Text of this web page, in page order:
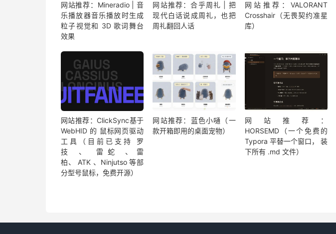
网站推荐：Mineradio | 音
乐播放器音乐播放时生成
粒子视觉和 3D 歌词舞台
效果
网站推荐：合乎周礼 | 把
现代白话说成周礼，也把
周礼翻回人话
网站推荐：VALORANT
Crosshair（无畏契约准星
库）
网站推荐：ClickSync基于
WebHID 的 鼠标网页驱动
工具（目前已支持 罗
技 、 雷蛇 、雷
柏、 ATK 、Ninjutso 等部
分型号鼠标，免费开源）
网站推荐：蓝色小嗵（一
款开箱即用的桌面宠物）
网站推荐：
HORSEMD（一个免费的
Typora 平替一个窗口， 装
下所有 .md 文件）